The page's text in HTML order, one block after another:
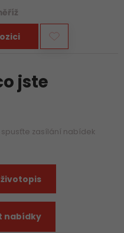
jste
zasílání nabídek
nabídky